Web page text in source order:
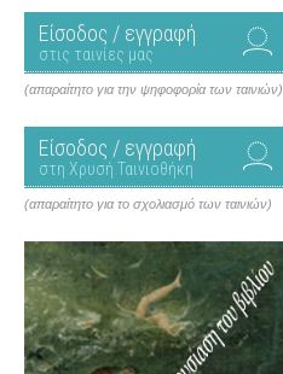
Είσοδος / εγγραφή
στις ταινίες μας
(απαραίτητο για την ψηφοφορία των ταινιών)
Είσοδος / εγγραφή
στη Χρυσή Ταινιοθήκη
(απαραίτητο για το σχολιασμό των ταινιών)